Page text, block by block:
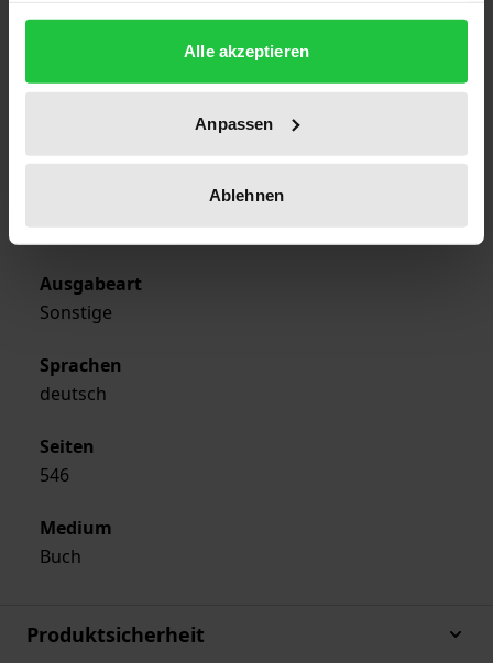
gesammelt haben.
Alle akzeptieren
Anpassen
Ablehnen
Erscheinungsdatum
Nomos
Ausgabeart
Sonstige
Sprachen
deutsch
Seiten
546
Medium
Buch
Produktsicherheit